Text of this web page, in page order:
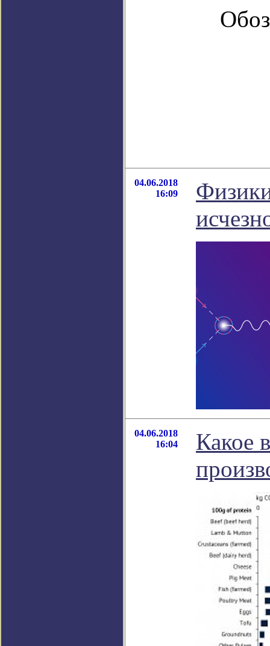
04.06.2018
16:09
04.06.2018
16:04
Какое